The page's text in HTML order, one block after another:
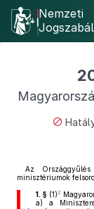
Nemzeti
Az
minisztériumok
1. §(1)2
a) a